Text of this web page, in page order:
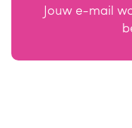
Jouw e-mail